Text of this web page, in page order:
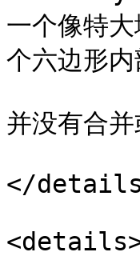
一个像特
个六边形
并没有合
</